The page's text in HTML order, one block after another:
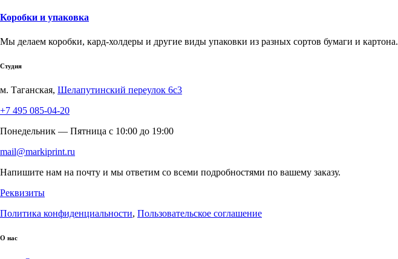
Коробки и упаковка
Мы делаем коробки, кард-холдеры и другие виды упаковки из разных сортов бумаги и картона.
Студия
м. Таганская, Шелапутинский переулок 6с3
+7 495 085-04-20
Понедельник — Пятница c 10:00 до 19:00
mail@markiprint.ru
Напишите нам на почту и мы ответим со всеми подробностями по вашему заказу.
Реквизиты
Политика конфиденциальности, Пользовательское соглашение
О нас